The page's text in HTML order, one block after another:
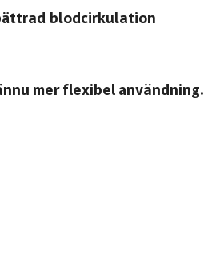
blodcirkulation
mer flexibel användning.